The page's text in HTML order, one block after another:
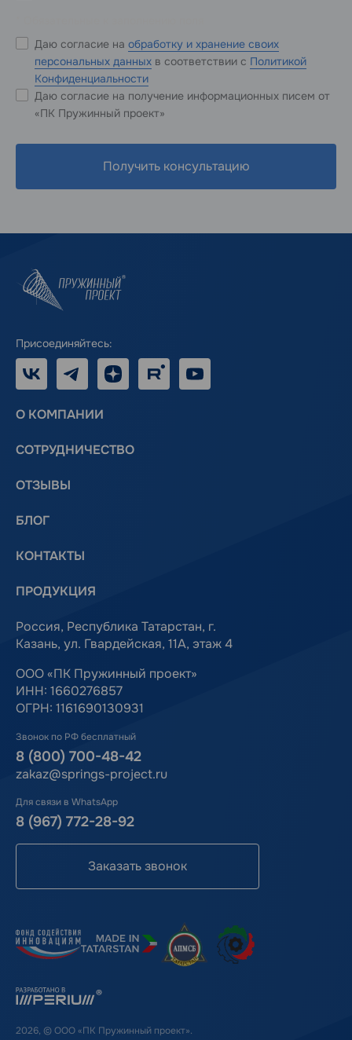
Даю согласие на обработку и хранение своих
персональных данных в соответствии с Политикой
Конфиденциальности
Даю согласие на получение информационных писем от
«ПК Пружинный проект»
Получить консультацию
Присоединяйтесь:
VK TelegramДзен RUTUBE
О КОМПАНИИ
СОТРУДНИЧЕСТВО
ОТЗЫВЫ
БЛОГ
КОНТАКТЫ
ПРОДУКЦИЯ
Россия, Республика Татарстан, г.
Казань, ул. Гвардейская, 11А, этаж 4
ООО «ПК Пружинный проект»
ИНН: 1660276857
ОГРН: 1161690130931
Звонок по РФ бесплатный
8 (800) 700-48-42
zakaz@springs-project.ru
Для связи в WhatsApp
8 (967) 772-28-92
Заказать звонок
2026, © ООО «ПК Пружинный проект».